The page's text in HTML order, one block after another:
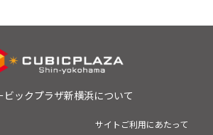
ビックプラザ新横浜について
サイトご利用にあたって